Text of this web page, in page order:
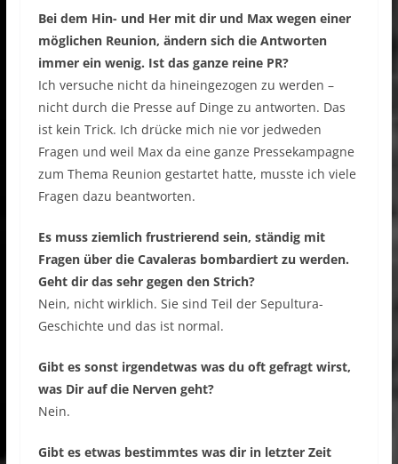
Bei dem Hin- und Her mit dir und Max wegen einer
möglichen Reunion, ändern sich die Antworten
immer ein wenig. Ist das ganze reine PR?
Ich versuche nicht da hineingezogen zu werden –
nicht durch die Presse auf Dinge zu antworten. Das
ist kein Trick. Ich drücke mich nie vor jedweden
Fragen und weil Max da eine ganze Pressekampagne
zum Thema Reunion gestartet hatte, musste ich viele
Fragen dazu beantworten.
Es muss ziemlich frustrierend sein, ständig mit
Fragen über die Cavaleras bombardiert zu werden.
Geht dir das sehr gegen den Strich?
Nein, nicht wirklich. Sie sind Teil der Sepultura-
Geschichte und das ist normal.
Gibt es sonst irgendetwas was du oft gefragt wirst,
was Dir auf die Nerven geht?
Nein.
Gibt es etwas bestimmtes was dir in letzter Zeit